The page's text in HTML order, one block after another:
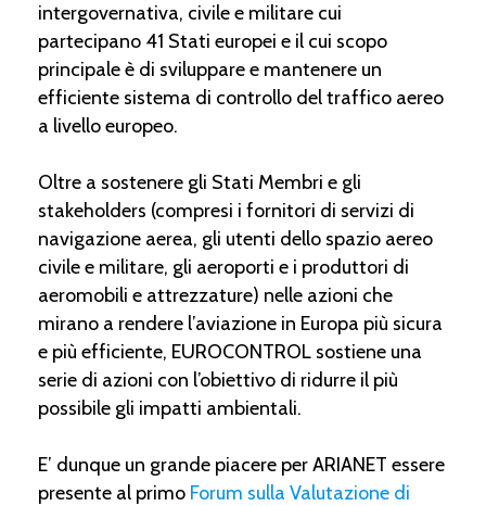
intergovernativa, civile e militare cui
partecipano 41 Stati europei e il cui scopo
principale è di sviluppare e mantenere un
efficiente sistema di controllo del traffico aereo
a livello europeo.
Oltre a sostenere gli Stati Membri e gli
stakeholders (compresi i fornitori di servizi di
navigazione aerea, gli utenti dello spazio aereo
civile e militare, gli aeroporti e i produttori di
aeromobili e attrezzature) nelle azioni che
mirano a rendere l’aviazione in Europa più sicura
e più efficiente, EUROCONTROL sostiene una
serie di azioni con l’obiettivo di ridurre il più
possibile gli impatti ambientali.
E’ dunque un grande piacere per ARIANET essere
presente al primo Forum sulla Valutazione di